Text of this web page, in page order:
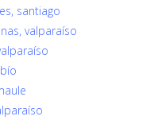
santiago
valparaíso